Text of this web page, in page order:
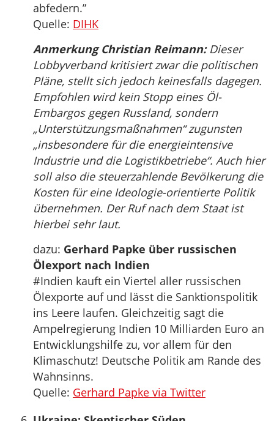
abfedern.”
Quelle: DIHK
Anmerkung Christian Reimann:Dieser
Lobbyverband kritisiert zwar die politischen
Pläne, stellt sich jedoch keinesfalls dagegen.
Empfohlen wird kein Stopp eines Öl-
Embargos gegen Russland, sondern
„Unterstützungsmaßnahmen“ zugunsten
„insbesondere für die energieintensive
Industrie und die Logistikbetriebe“. Auch hier
soll also die steuerzahlende Bevölkerung die
Kosten für eine Ideologie-orientierte Politik
übernehmen. Der Ruf nach dem Staat ist
hierbei sehr laut.
dazu: Gerhard Papke über russischen
Ölexport nach Indien
#Indien kauft ein Viertel aller russischen
Ölexporte auf und lässt die Sanktionspolitik
ins Leere laufen. Gleichzeitig sagt die
Ampelregierung Indien 10 Milliarden Euro an
Entwicklungshilfe zu, vor allem für den
Klimaschutz! Deutsche Politik am Rande des
Wahnsinns.
Quelle: Gerhard Papke via Twitter